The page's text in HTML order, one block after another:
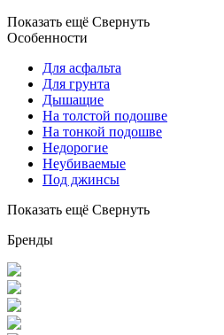
Показать ещё Свернуть
Особенности
Для асфальта
Для грунта
Дышащие
На толстой подошве
На тонкой подошве
Недорогие
Неубиваемые
Под джинсы
Показать ещё Свернуть
Бренды